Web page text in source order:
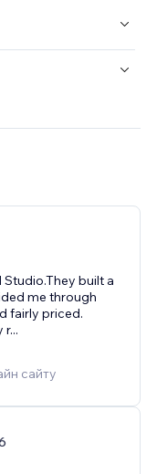
built a
me through
fairly priced.
r...
сайту